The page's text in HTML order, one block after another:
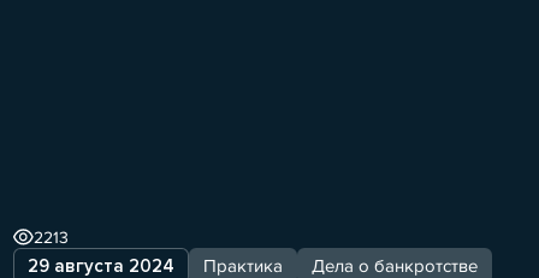
29 августа 2024 Практика Дела о банкротстве
2213